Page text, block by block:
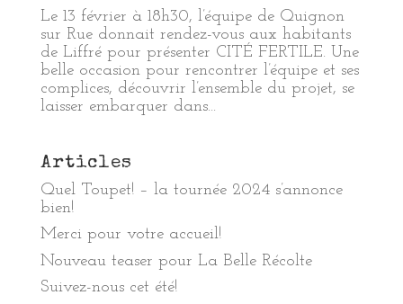
Le 13 février à 18h30, l’équipe de Quignon
sur Rue donnait rendez-vous aux habitants
de Liffré pour présenter CITÉ FERTILE. Une
belle occasion pour rencontrer l’équipe et ses
complices, découvrir l’ensemble du projet, se
laisser embarquer dans...
Articles
Quel Toupet! – la tournée 2024 s’annonce
bien!
Merci pour votre accueil!
Nouveau teaser pour La Belle Récolte
Suivez-nous cet été!